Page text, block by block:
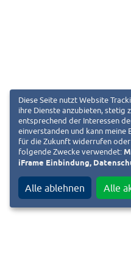
Diese Seite nutzt Website
ihre Dienste anzubieten, stetig
entsprechend der Interessen
einverstanden und kann
für die Zukunft widerrufen
folgende Zwecke verwendet:
iFrame Einbindung,
Alle ablehnen Alle